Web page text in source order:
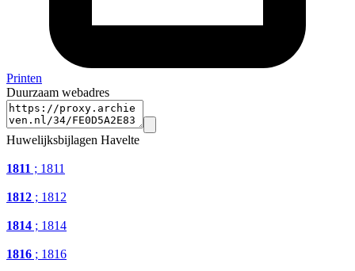
Printen
Duurzaam webadres
Huwelijksbijlagen Havelte
1811 ; 1811
1812 ; 1812
1814 ; 1814
1816 ; 1816